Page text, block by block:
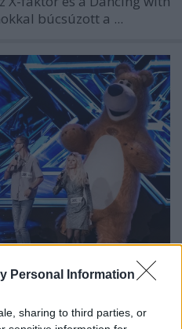
Personal Information
sharing to third parties, or
búcsúzott a ...
vasárnap este